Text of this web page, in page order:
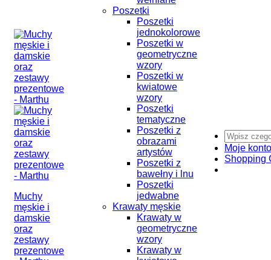
Muchy
męskie i
damskie
oraz
zestawy
prezentowe
Poszetki
Poszetki
jednokolorowe
Poszetki w
geometryczne
wzory
Poszetki w
kwiatowe
wzory
Poszetki
tematyczne
Poszetki z
obrazami
artystów
Poszetki z
bawełny i lnu
Poszetki
jedwabne
Krawaty męskie
Krawaty w
geometryczne
wzory
Krawaty w
Moje konto
Shopping